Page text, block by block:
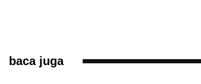
baca juga